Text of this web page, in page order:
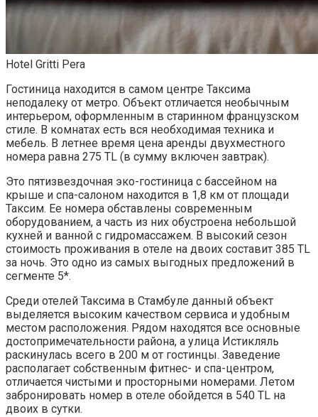
Hotel Gritti Pera
Гостиница находится в самом центре Таксима
неподалеку от метро. Объект отличается необычным
интерьером, оформленным в старинном французском
стиле. В комнатах есть вся необходимая техника и
мебель. В летнее время цена аренды двухместного
номера равна 275 TL (в сумму включен завтрак).
Это пятизвездочная эко-гостиница с бассейном на
крыше и спа-салоном находится в 1,8 км от площади
Таксим. Ее номера обставлены современным
оборудованием, а часть из них обустроена небольшой
кухней и ванной с гидромассажем. В высокий сезон
стоимость проживания в отеле на двоих составит 385 TL
за ночь. Это одно из самых выгодных предложений в
сегменте 5*.
Среди отелей Таксима в Стамбуле данный объект
выделяется высоким качеством сервиса и удобным
местом расположения. Рядом находятся все основные
достопримечательности района, а улица Истикляль
раскинулась всего в 200 м от гостинцы. Заведение
располагает собственным фитнес- и спа-центром,
отличается чистыми и просторными номерами. Летом
забронировать номер в отеле обойдется в 540 TL на
двоих в сутки.